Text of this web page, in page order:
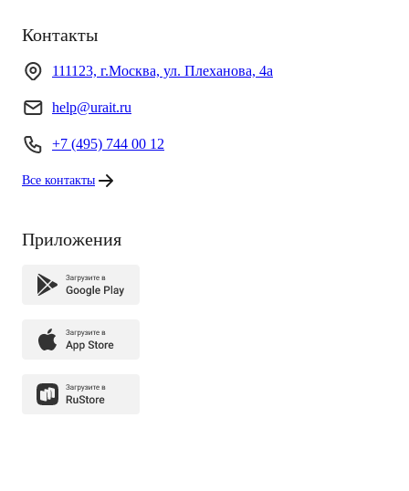
Контакты
111123, г.Москва, ул. Плеханова, 4а
help@urait.ru
+7 (495) 744 00 12
Все контакты
Приложения